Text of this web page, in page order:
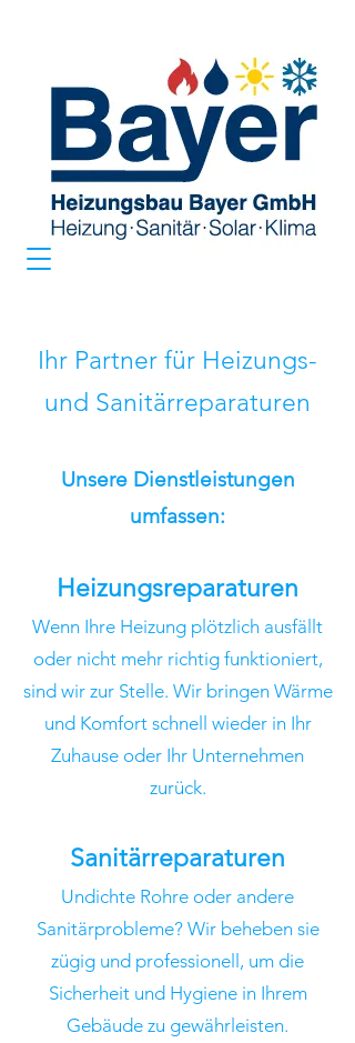
Ihr Partner für Heizungs-
und Sanitärreparaturen
Unsere Dienstleistungen
umfassen:
Heizungsreparaturen
Wenn Ihre Heizung plötzlich ausfällt
oder nicht mehr richtig funktioniert,
sind wir zur Stelle. Wir bringen Wärme
und Komfort schnell wieder in Ihr
Zuhause oder Ihr Unternehmen
zurück.
Sanitärreparaturen
Undichte Rohre oder andere
Sanitärprobleme? Wir beheben sie
zügig und professionell, um die
Sicherheit und Hygiene in Ihrem
Gebäude zu gewährleisten.